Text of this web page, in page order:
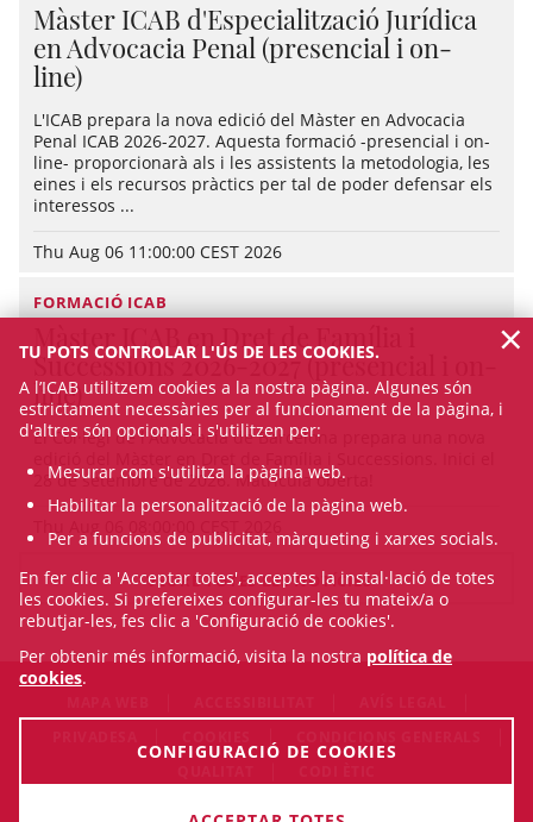
Màster ICAB d'Especialització Jurídica
en Advocacia Penal (presencial i on-
line)
L'ICAB prepara la nova edició del Màster en Advocacia
Penal ICAB 2026-2027. Aquesta formació -presencial i on-
line- proporcionarà als i les assistents la metodologia, les
eines i els recursos pràctics per tal de poder defensar els
interessos ...
Thu Aug 06 11:00:00 CEST 2026
FORMACIÓ ICAB
Màster ICAB en Dret de Família i
Successions 2026-2027 (presencial i on-
line)
El Col·legi de l'Advocacia de Barcelona prepara una nova
28 de setembre de 2026. Matrícula oberta!
Thu Aug 06 08:00:00 CEST 2026
VEURE TOTES LES NOTÍCIES
© Thu Aug 06 23:59:41 CEST 2026 Il·lustre Col·legi de
TU POTS CONTROLAR L'ÚS DE LES COOKIES.
A l’ICAB utilitzem cookies a la nostra pàgina. Algunes són
estrictament necessàries per al funcionament de la pàgina, i
d'altres són opcionals i s'utilitzen per:
Mesurar com s'utilitza la pàgina web.
Habilitar la personalització de la pàgina web.
Per a funcions de publicitat, màrqueting i xarxes socials.
En fer clic a 'Acceptar totes', acceptes la instal·lació de totes
les cookies. Si prefereixes configurar-les tu mateix/a o
rebutjar-les, fes clic a 'Configuració de cookies'.
Per obtenir més informació, visita la nostra política de
cookies.
CONFIGURACIÓ DE COOKIES
×